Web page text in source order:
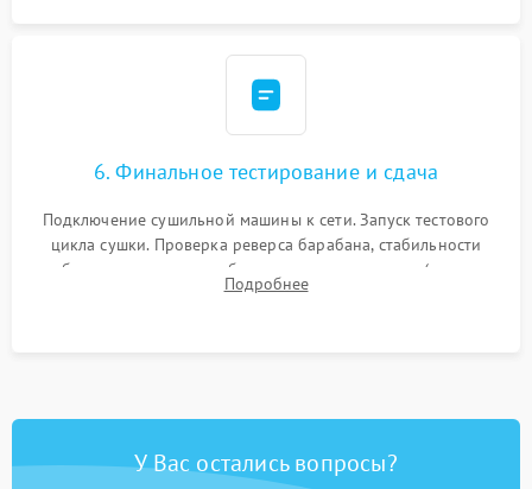
6. Финальное тестирование и сдача
Подключение сушильной машины к сети. Запуск тестового
цикла сушки. Проверка реверса барабана, стабильности
набора температуры, работы дренажного насоса (откачка
конденсата) и отсутствия посторонних скрипов, стуков или
Подробнее
У Вас остались вопросы?